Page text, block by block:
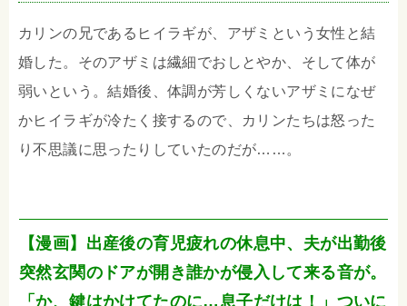
カリンの兄であるヒイラギが、アザミという女性と結
婚した。そのアザミは繊細でおしとやか、そして体が
弱いという。結婚後、体調が芳しくないアザミになぜ
かヒイラギが冷たく接するので、カリンたちは怒った
り不思議に思ったりしていたのだが……。
【漫画】出産後の育児疲れの休息中、夫が出勤後
突然玄関のドアが開き誰かが侵入して来る音が。
「か、鍵はかけてたのに…息子だけは！」ついに